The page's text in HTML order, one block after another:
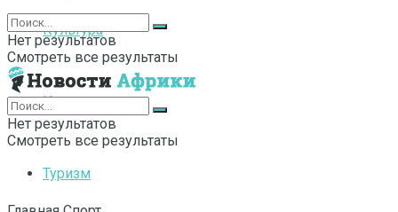
Культура
Интернет
Туризм
Нет результатов
Смотреть все результаты
Нет результатов
Смотреть все результаты